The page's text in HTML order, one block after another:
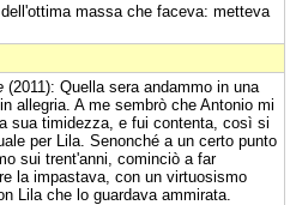
massa che faceva: metteva
(2011): Quella sera andammo in una
allegria. A me sembrò che Antonio mi
sua timidezza, e fui contenta, così si
per Lila. Senonché a un certo punto
sui trent'anni, cominciò a far
la impastava, con un virtuosismo
Lila che lo guardava ammirata.